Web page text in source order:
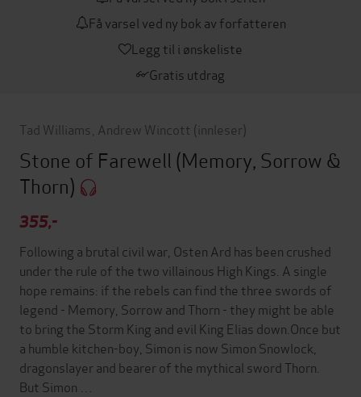
Få varsel ved ny bok av forfatteren
Legg til i ønskeliste
Gratis utdrag
Tad Williams Andrew Wincott (innleser)
Stone of Farewell (Memory, Sorrow &
Thorn)
355,-
Following a brutal civil war, Osten Ard has been crushed
under the rule of the two villainous High Kings. A single
hope remains: if the rebels can find the three swords of
legend - Memory, Sorrow and Thorn - they might be able
to bring the Storm King and evil King Elias down.Once but
a humble kitchen-boy, Simon is now Simon Snowlock,
dragonslayer and bearer of the mythical sword Thorn.
But Simon …